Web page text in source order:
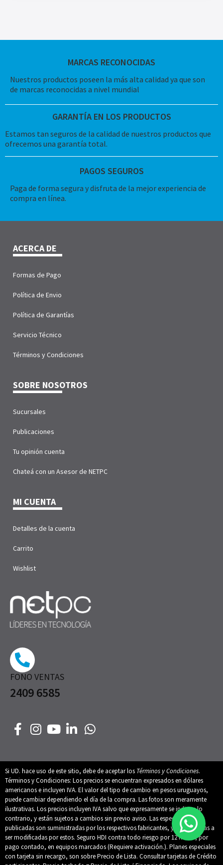
MARCAS RECONOCIDAS
Nuestros productos poseen la más alta calidad ya que son
de marcas reconocidas a nivel mundial
GARANTÍA EN LOS PRODUCTOS
Estamos tan seguros de la calidad de nuestros productos que
ofrecemos una garantía total.
PAGOS SEGUROS
Paga de forma segura y disfruta de la mejor experiencia de
compra en línea.
FONO VENTAS
2409 6585
ACERCA DE
Formas de Pago
Política de Envio
Política de Garantías
Servicio Técnico
Términos y Condiciones
SOBRE NOSOTROS
Sucursales
Publicaciones
Tu opinión cuenta
Chateá con un Asesor de NETPC
MI CUENTA
Detalles de la cuenta
Carrito
Wishlist
Si UD. hace uso de este sitio, debe de aceptar los Términos y Condiciones.
Términos y Condiciones: Los precios se encuentran expresados en dólares
americanos e incluyen IVA. El valor del tipo de cambio en pesos uruguayos,
puede cambiar dependiendo el día de la compra. Las fotos son meramente
ilustrativas. Los precios incluyen IVA salvo que expresamente se indique lo
contrario, y están sujetos a cambios sin previo aviso. Las especificaciones
publicadas son suministradas por los respectivos fabricantes, y están sujetas a
ser modificadas por estos. Seguro HDI contra todo riesgo por 12 meses, por
pago contado, en equipos marcados (Requiere activación.). Planes especiales
con tarjeta sin recargo, son sobre Precio de Lista. Consultar tarjetas de Crédito